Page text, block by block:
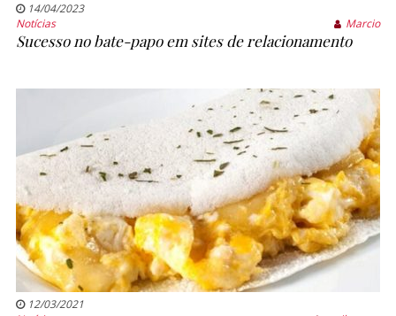
14/04/2023
Notícias
Marcio
Sucesso no bate-papo em sites de relacionamento
12/03/2021